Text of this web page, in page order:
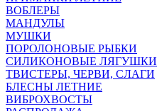
ВОБЛЕРЫ
МАНДУЛЫ
МУШКИ
ПОРОЛОНОВЫЕ РЫБКИ
СИЛИКОНОВЫЕ ЛЯГУШКИ
ТВИСТЕРЫ, ЧЕРВИ, СЛАГИ
БЛЕСНЫ ЛЕТНИЕ
ВИБРОХВОСТЫ